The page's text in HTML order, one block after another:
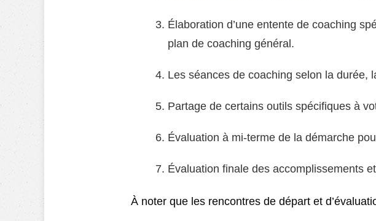
Élaboration d’une entente de coaching
plan de coaching général.
Les séances de coaching selon la durée,
Partage de certains outils spécifiques à
Évaluation à mi-terme de la démarche
Évaluation finale des accomplissements
À noter que les rencontres de départ et